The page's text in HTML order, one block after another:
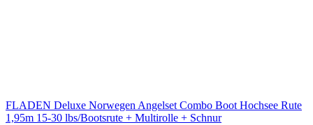
FLADEN Deluxe Norwegen Angelset Combo Boot Hochsee Rute
1,95m 15-30 lbs/Bootsrute + Multirolle + Schnur